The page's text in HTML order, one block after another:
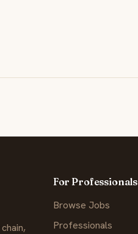
For Professionals
Browse Jobs
Professionals